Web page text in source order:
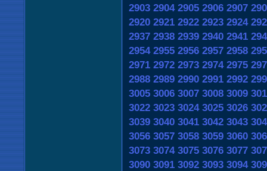
2903 2904 2905 2906 2907
2920 2921 2922 2923 2924
2937 2938 2939 2940 2941
2954 2955 2956 2957 2958
2971 2972 2973 2974 2975
2988 2989 2990 2991 2992
3005 3006 3007 3008 3009
3022 3023 3024 3025 3026
3039 3040 3041 3042 3043
3056 3057 3058 3059 3060
3073 3074 3075 3076 3077
3090 3091 3092 3093 3094